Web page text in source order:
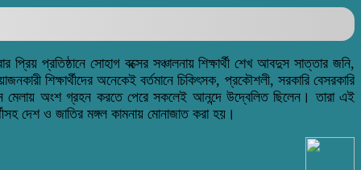
প্রতিষ্ঠানে সোহাগ বক্সের সঞ্চালনায় শিক্ষার্থী শেখ আবদুস সাত্তার জনি,
শিক্ষার্থীদের অনেকেই বর্তমানে চিকিৎসক, প্রকৌশলী, সরকারি বেসরকারি
মেলায় অংশ গ্রহন করতে পেরে সকলেই আনন্দে উদ্বেলিত ছিলেন। তারা এই
দেশ ও জাতির মঙ্গল কামনায় মোনাজাত করা হয়।